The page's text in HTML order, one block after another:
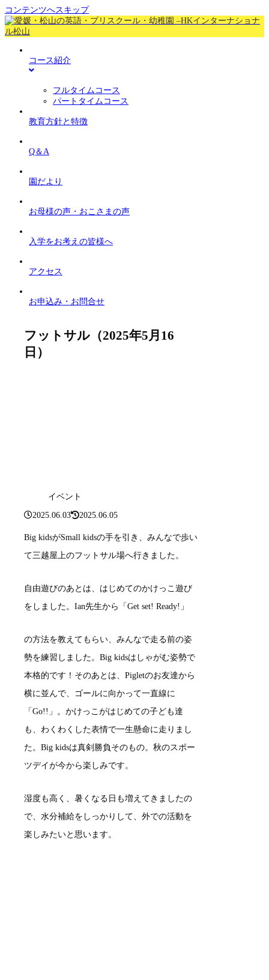
コンテンツへスキップ
コース紹介
フルタイムコース
パートタイムコース
教育方針と特徴
Q＆A
園だより
お母様の声・おこさまの声
入学をお考えの皆様へ
アクセス
お申込み・お問合せ
フットサル（2025年5月16
日）
イベント
2025.06.03 2025.06.05
Big kidsがSmall kidsの手を引き、みんなで歩い
て三越屋上のフットサル場へ行きました。
自由遊びのあとは、はじめてのかけっこ遊び
をしました。Ian先生から「Get set! Ready!」
の方法を教えてもらい、みんなで走る前の姿
勢を練習しました。Big kidsはしゃがむ姿勢で
本格的です！そのあとは、Pigletのお友達から
横に並んで、ゴールに向かって一直線に
「Go!!」。かけっこがはじめての子ども達
も、わくわくした表情で一生懸命に走りまし
た。Big kidsは真剣勝負そのもの。秋のスポー
ツデイが今から楽しみです。
湿度も高く、暑くなる日も増えてきましたの
で、水分補給をしっかりして、外での活動を
楽しみたいと思います。